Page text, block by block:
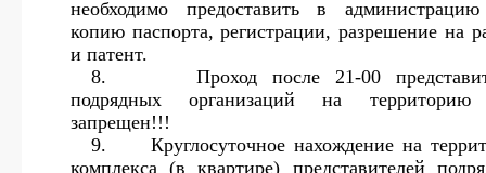
необходимо предоставить в
копию паспорта, регистрации, разрешение на
и патент.
8.
Проход после 21-00
подрядных организаций на
запрещен!!!
9.
Круглосуточное нахождение на
комплекса (в квартире) представителей